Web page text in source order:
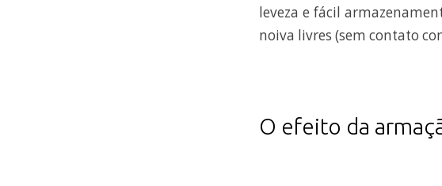
leveza e fácil
noiva livres (sem contato
O efeito da